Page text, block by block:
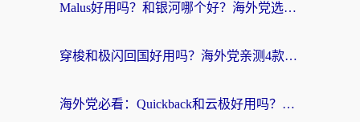
Malus好用吗？和银河哪个好？海外党选回国加速器的避坑指南（附乌克兰玩国内游戏实测）
穿梭和极闪回国好用吗？海外党亲测4款加速器+1个隐藏宝藏
海外党必看：Quickback和云极好用吗？3招教你选对回国加速器（附PC端VPN实测对比）